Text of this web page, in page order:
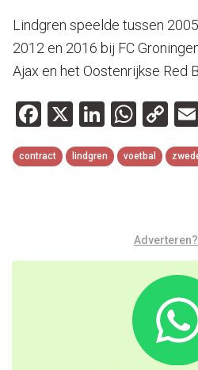
Lindgren speelde tussen
2012 en 2016 bij FC
Ajax en het Oostenrijkse Red
Facebook
X LinkedIn
contract lindgren voetbal
Adverteren?